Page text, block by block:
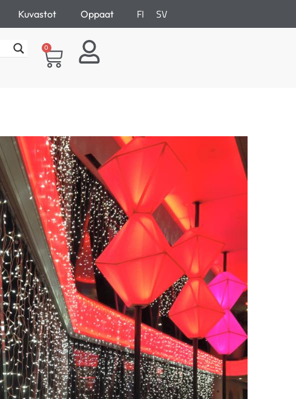
Kuvastot Oppaat FI SV
0